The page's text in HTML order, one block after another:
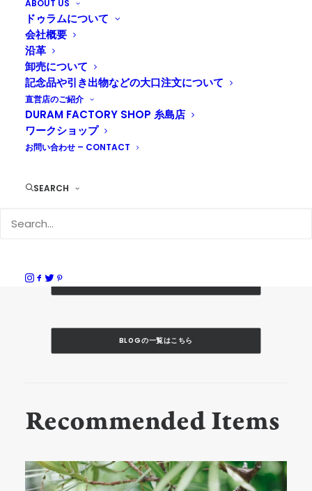
ABOUT US
ドゥラムについて
会社概要
沿革
卸売について
記念品や引き出物などの大口注文について
直営店のご紹介
DURAM FACTORY SHOP 糸島店
ワークショップ
お問い合わせ – CONTACT
SEARCH
Tadashi Nakagawa
BLOGの一覧はこちら
Recommended Items